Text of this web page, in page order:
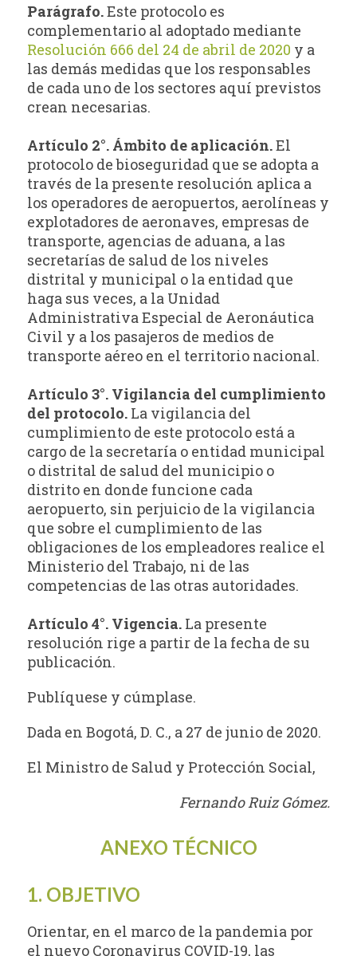
Parágrafo.Este protocolo es
complementario al adoptado mediante
Resolución 666 del 24 de abril de 2020 y a
las demás medidas que los responsables
de cada uno de los sectores aquí previstos
crean necesarias.
Artículo 2°. Ámbito de aplicación.El
protocolo de bioseguridad que se adopta a
través de la presente resolución aplica a
los operadores de aeropuertos, aerolíneas y
explotadores de aeronaves, empresas de
transporte, agencias de aduana, a las
secretarías de salud de los niveles
distrital y municipal o la entidad que
haga sus veces, a la Unidad
Administrativa Especial de Aeronáutica
Civil y a los pasajeros de medios de
transporte aéreo en el territorio nacional.
Artículo 3°. Vigilancia del cumplimiento
del protocolo. La vigilancia del
cumplimiento de este protocolo está a
cargo de la secretaría o entidad municipal
o distrital de salud del municipio o
distrito en donde funcione cada
aeropuerto, sin perjuicio de la vigilancia
que sobre el cumplimiento de las
obligaciones de los empleadores realice el
Ministerio del Trabajo, ni de las
competencias de las otras autoridades.
Artículo 4°. Vigencia. La presente
resolución rige a partir de la fecha de su
publicación.
Publíquese y cúmplase.
Dada en Bogotá, D. C., a 27 de junio de 2020.
El Ministro de Salud y Protección Social,
Fernando Ruiz Gómez.
ANEXO TÉCNICO
1. OBJETIVO
Orientar, en el marco de la pandemia por
el nuevo Coronavirus COVID-19, las